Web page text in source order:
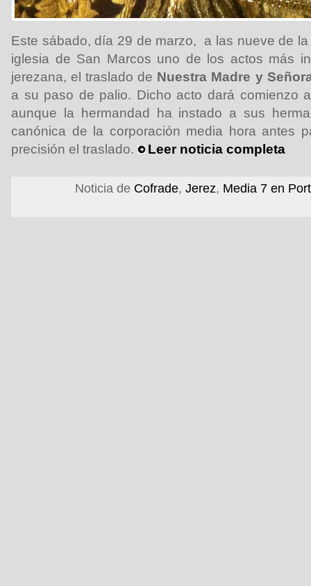
Este sábado, día 29 de marzo, a las nueve de
iglesia de San Marcos uno de los actos más
jerezana, el traslado de Nuestra Madre y
a su paso de palio. Dicho acto dará comienzo
aunque la hermandad ha instado a sus
canónica de la corporación media hora antes
precisión el traslado.
Leer noticia completa
Noticia de Cofrade, Jerez, Media 7 en